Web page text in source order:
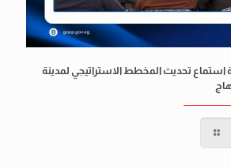
تحديث المخطط الاستراتيجي لمدينة